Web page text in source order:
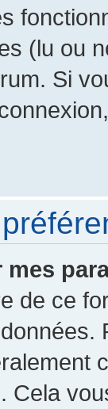
(lu ou
Si
de ce
Cela